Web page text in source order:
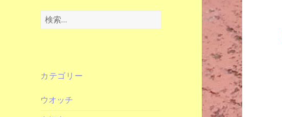
検
索:
カテゴリー
ウオッチ